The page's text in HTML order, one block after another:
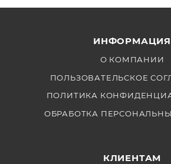
ИНФОРМАЦИЯ
О КОМПАНИИ
ПОЛЬЗОВАТЕЛЬСКОЕ
ПОЛИТИКА
ОБРАБОТКА
КЛИЕНТАМ